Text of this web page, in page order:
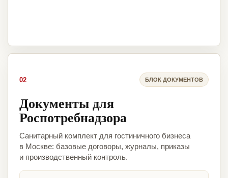
02 БЛОК ДОКУМЕНТОВ
Документы для
Роспотребнадзора
Санитарный комплект для гостиничного бизнеса
в Москве: базовые договоры, журналы, приказы
и производственный контроль.